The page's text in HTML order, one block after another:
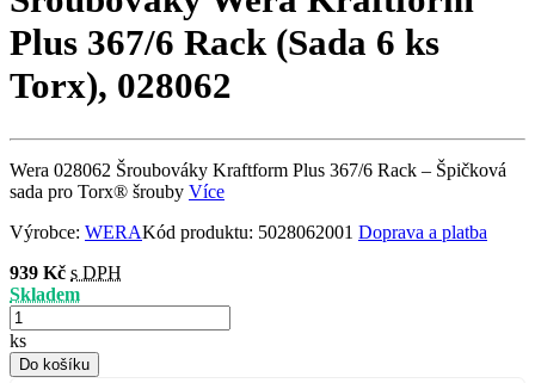
Plus 367/6 Rack (Sada 6 ks
Torx), 028062
Wera 028062 Šroubováky Kraftform Plus 367/6 Rack – Špičková
sada pro Torx® šrouby Více
Výrobce: WERAKód produktu: 5028062001 Doprava a platba
939 Kč s DPH
Skladem
ks
Do košíku